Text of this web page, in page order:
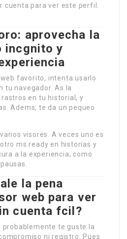
cuenta para ver este perfil.
aprovecha la
incgnito y
favorito, intenta usarlo
tu navegador. As la
en tu historial, y
Adems, te da un pequeo
visores. A veces uno es
ms ready en historias y
a la experiencia, como
la pena
web para ver
cuenta fcil?
probablemente te guste la
ni registro. Pues